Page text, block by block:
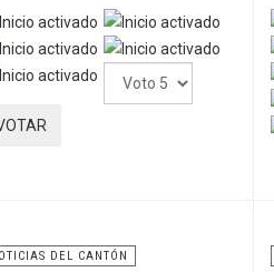
5/5
Por
favor,
DEL CANTÓN